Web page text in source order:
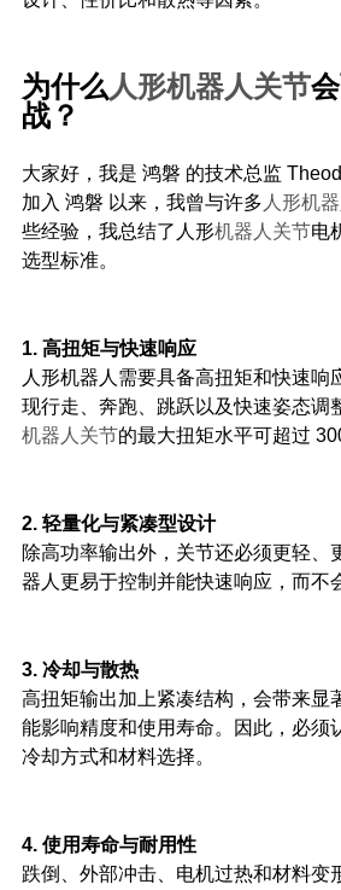
为什么人形机器人关节
战？
大家好，我是 鸿磐 的技术总监
加入 鸿磐 以来，我曾与许多 人形机器
些经验，我总结了人形机器人关节电
选型标准。
1. 高扭矩与快速响应
人形机器人需要具备高扭矩和快速响
现行走、奔跑、跳跃以及快速姿态调
机器人关节的最大扭矩水平可超过
2. 轻量化与紧凑型设计
除高功率输出外，关节还必须更轻、
器人更易于控制并能快速响应，而不
3. 冷却与散热
高扭矩输出加上紧凑结构，会带来显
能影响精度和使用寿命。因此，必须
冷却方式和材料选择。
4. 使用寿命与耐用性
跌倒、外部冲击、电机过热和材料变